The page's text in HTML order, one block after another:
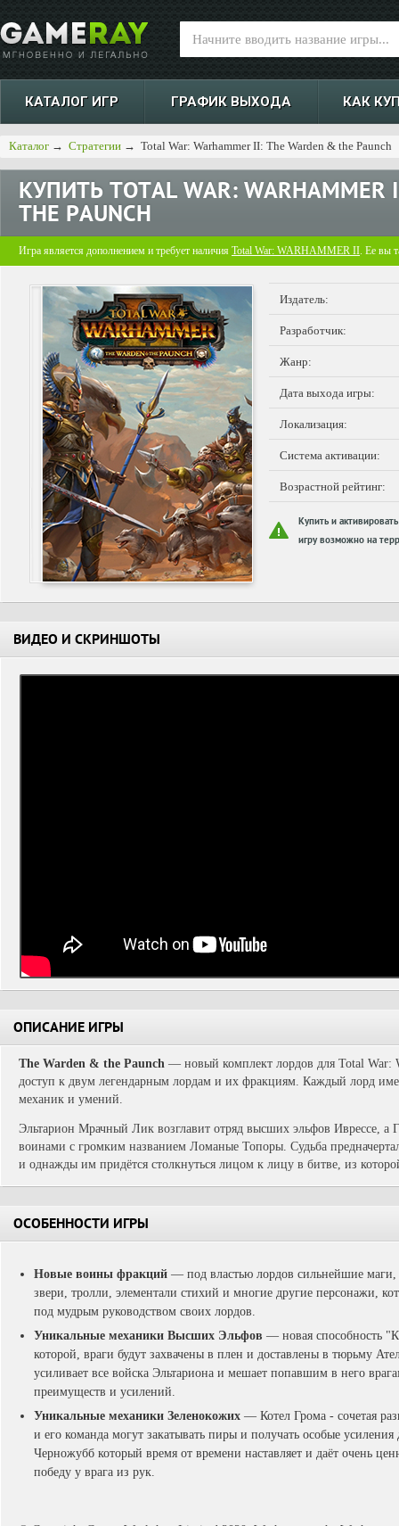
КАТАЛОГ ИГР ГРАФИК ВЫХОДА КАК
Каталог → Стратегии → Total War: Warhammer II: The Warden & the Paunch
КУПИТЬ TOTAL WAR: WARHAMMER
THE PAUNCH
Игра является дополнением и требует наличия Total War: WARHAMMER II. Ее вы
Издатель:
Разработчик:
Жанр:
Дата выхода игры:
Локализация:
Система активации:
Возрастной рейтинг:
Купить и активировать
игру возможно на
ВИДЕО И СКРИНШОТЫ
ОПИСАНИЕ ИГРЫ
The Warden & the Paunch — новый комплект лордов для Total War:
доступ к двум легендарным лордам и их фракциям. Каждый лорд
механик и умений.
Эльтарион Мрачный Лик возглавит отряд высших эльфов Иврессе, а
воинами с громким названием Ломаные Топоры. Судьба
и однажды им придётся столкнуться лицом к лицу в битве, из
ОСОБЕННОСТИ ИГРЫ
Новые воины фракций — под властью лордов сильнейшие маги,
звери, тролли, элементали стихий и многие другие персонажи,
под мудрым руководством своих лордов.
Уникальные механики Высших Эльфов — новая способность
которой, враги будут захвачены в плен и доставлены в тюрьму
усиливает все войска Эльтариона и мешает попавшим в него
преимуществ и усилений.
Уникальные механики Зеленокожих — Котел Грома - сочетая
и его команда могут закатывать пиры и получать особые
Черножубб который время от времени наставляет и даёт очень
победу у врага из рук.